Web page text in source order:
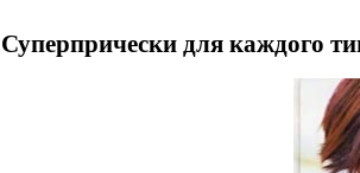
Суперпрически для каждого